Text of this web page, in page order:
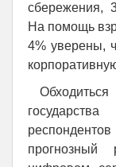
сбережения,
На помощь
4% уверены,